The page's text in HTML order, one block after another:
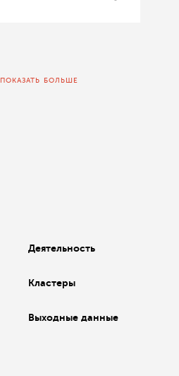
ПОКАЗАТЬ БОЛЬШЕ
Деятельность
Кластеры
Выходные данные